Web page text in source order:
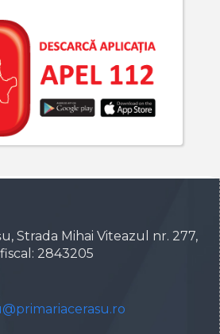
Strada Mihai Viteazul nr. 277,
2843205